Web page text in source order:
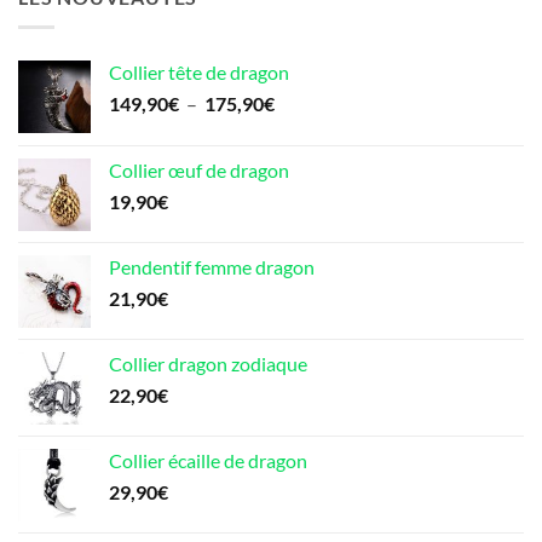
80,90€.
Collier tête de dragon
149,90€ – 175,90€Plage
149,90€
Collier œuf de dragon
19,90€
Pendentif femme dragon
21,90€
Collier dragon zodiaque
22,90€
Collier écaille de dragon
29,90€